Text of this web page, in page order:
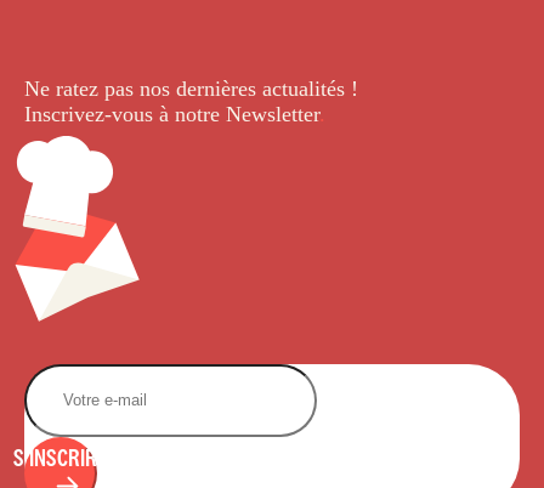
Ne ratez pas nos dernières actualités !
Inscrivez-vous à notre Newsletter.
S'INSCRIRE